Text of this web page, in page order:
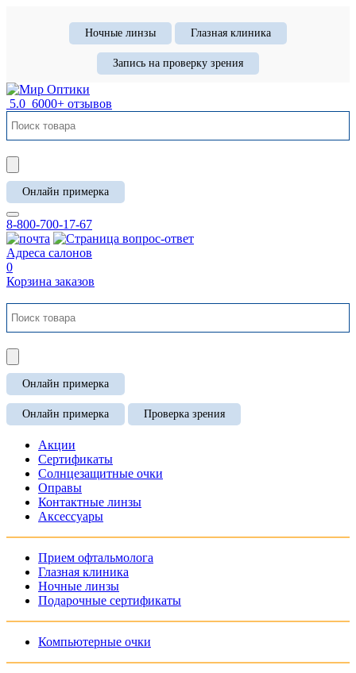
Ночные линзы Глазная клиника
Запись на проверку зрения
5.0 6000+ отзывов
Онлайн примерка
8-800-700-17-67
Адреса салонов
0
Корзина заказов
Онлайн примерка
Онлайн примерка Проверка зрения
Акции
Сертификаты
Солнцезащитные очки
Оправы
Контактные линзы
Аксессуары
Прием офтальмолога
Глазная клиника
Ночные линзы
Подарочные сертификаты
Компьютерные очки